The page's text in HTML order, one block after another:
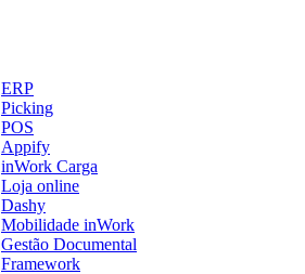
ERP
Picking
POS
Appify
inWork Carga
Loja online
Dashy
Mobilidade inWork
Gestão Documental
Framework